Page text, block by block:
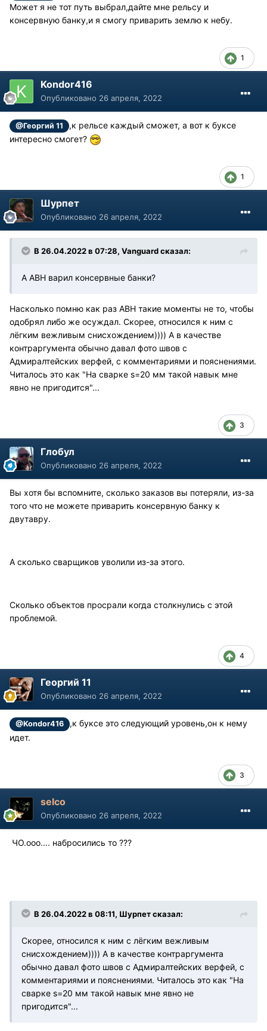
Может я не тот путь выбрал,дайте мне рельсу и
консервную банку,и я смогу приварить землю к небу.
1
Kondor416
Опубликовано 26 апреля, 2022
@Георгий 11
,к рельсе каждый сможет, а вот к буксе
интересно смогет?
1
Шурпет
Опубликовано 26 апреля, 2022
В 26.04.2022 в 07:28, Vanguard сказал:
А АВН варил консервные банки?
Насколько помню как раз АВН такие моменты не то, чтобы
одобрял либо же осуждал. Скорее, относился к ним с
лёгким вежливым снисхождением)))) А в качестве
контраргумента обычно давал фото швов с
Адмиралтейских верфей, с комментариями и пояснениями.
Читалось это как "На сварке s=20 мм такой навык мне
явно не пригодится"...
3
Глобул
Опубликовано 26 апреля, 2022
Вы хотя бы вспомните, сколько заказов вы потеряли, из-за
того что не можете приварить консервную банку к
двутавру.
А сколько сварщиков уволили из-за этого.
Сколько объектов просрали когда столкнулись с этой
проблемой.
4
Георгий 11
Опубликовано 26 апреля, 2022
@Kondor416
,к буксе это следующий уровень,он к нему
идет.
3
selco
Опубликовано 26 апреля, 2022
ЧО.ооо.... набросились то ???
В 26.04.2022 в 08:11, Шурпет сказал:
Скорее, относился к ним с лёгким вежливым
снисхождением)))) А в качестве контраргумента
обычно давал фото швов с Адмиралтейских верфей, с
комментариями и пояснениями. Читалось это как "На
сварке s=20 мм такой навык мне явно не
пригодится"...